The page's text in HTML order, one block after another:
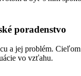
poradenstvo
a jej problém.
vo vzťahu.